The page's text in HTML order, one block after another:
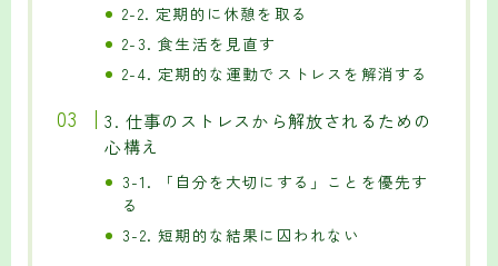
2-2. 定期的に休憩を取る
2-3. 食生活を見直す
2-4. 定期的な運動でストレスを解消する
3. 仕事のストレスから解放されるための
心構え
3-1. 「自分を大切にする」ことを優先す
る
3-2. 短期的な結果に囚われない